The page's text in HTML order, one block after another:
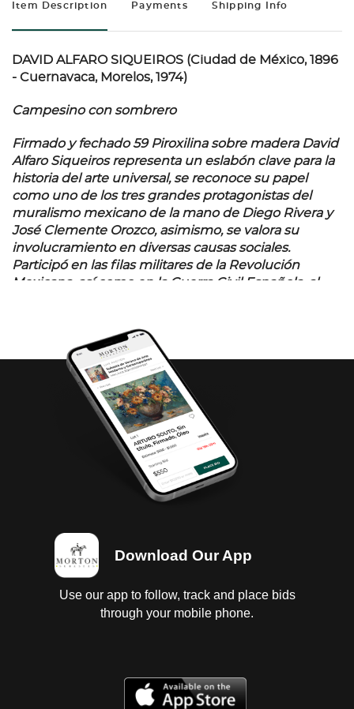
Item Description Payments Shipping Info
DAVID ALFARO SIQUEIROS (Ciudad de México, 1896
- Cuernavaca, Morelos, 1974)
Campesino con sombrero
Firmado y fechado 59 Piroxilina sobre madera David
Alfaro Siqueiros representa un eslabón clave para la
historia del arte universal, se reconoce su papel
como uno de los tres grandes protagonistas del
muralismo mexicano de la mano de Diego Rivera y
José Clemente Orozco, asimismo, se valora su
involucramiento en diversas causas sociales.
Participó en las filas militares de la Revolución
Mexicana, así como en la Guerra Civil Española, al
combates. Además, cuando estalló la Guerra de
Vietnam organizó un comité en oposición a esta. A la
par de ser un personaje crítico de la sociedad,
cuestión que le llevó a la cárcel en varias ocasiones e
incluso al exilio, formó parte de las innovaciones
técnicas del arte moderno.
De hecho durante su estancia en occidente, tuvo la
oportunidad de absorber de primera mano las
influencias de las vanguardias europeas de
trabajó, mas aún, y sin cesar, en su pintura de
caballete y murales, los cuales se albergan en
importantes museos, universidades y edificios
públicos y privados. Fue un artista de alma viajera,
recorrió Latinoamérica y Estados Unidos, en donde
ejecutara obras dignas de ser patrimonio nacional.
Su compromiso social fue trasladado de manera
Download Our App
Use our app to follow, track and place bids
through your mobile phone.